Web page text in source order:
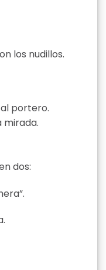
los nudillos.
portero.
mirada.
dos: